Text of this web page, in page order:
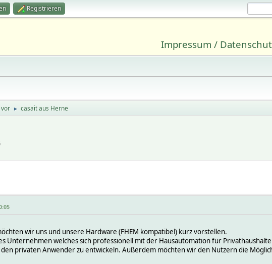
Registrieren
Impressum /
► casait aus Herne
wir uns und unsere Hardware (FHEM kompatibel) kurz vorstellen.
Unternehmen welches sich professionell mit der Hausautomation für
privaten Anwender zu entwickeln. Außerdem möchten wir den Nutzern die